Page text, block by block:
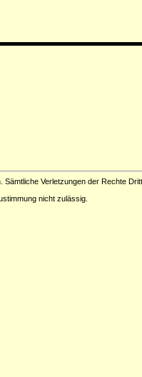
Verletzungen der Rechte
nicht zulässig.